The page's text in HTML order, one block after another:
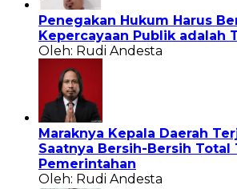
Penegakan Hukum Harus
Kepercayaan Publik adalah
Oleh: Rudi Andesta
Maraknya Kepala Daerah
Saatnya Bersih-Bersih Total
Pemerintahan
Oleh: Rudi Andesta